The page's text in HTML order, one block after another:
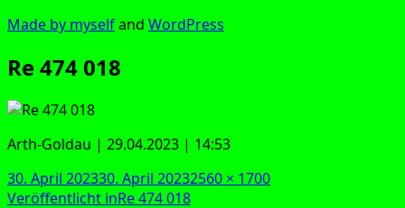
Made by mys­elfand Word­Press
Re 474 018
Arth-Gold­au | 29.04.2023 | 14:53
Veröffentlicht
am
30. April 202330. April 2023Originalgröße
2560 × 1700
Veröffentlicht inRe 474 018